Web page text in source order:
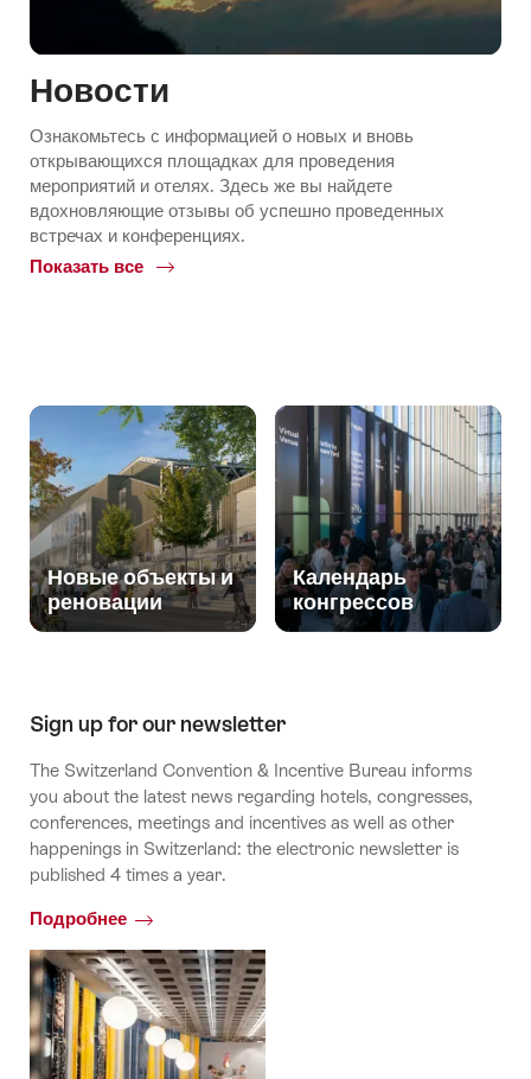
Новости
Ознакомьтесь с информацией о новых и вновь
открывающихся площадках для проведения
мероприятий и отелях. Здесь же вы найдете
вдохновляющие отзывы об успешно проведенных
встречах и конференциях.
Показать все
Common.Of
Новые объекты и
реновации
Календарь
конгрессов
Sign up for our newsletter
The Switzerland Convention & Incentive Bureau informs
you about the latest news regarding hotels, congresses,
conferences, meetings and incentives as well as other
happenings in Switzerland: the electronic newsletter is
published 4 times a year.
Подробнее